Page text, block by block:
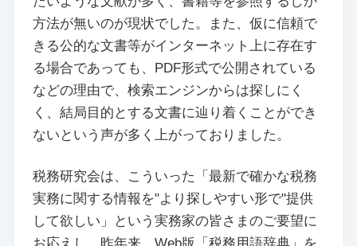
方法が無いのが現状でした。また、仮に信頼で
きる公的な文書等がインターネット上に存在す
る場合であっても、PDF形式で公開されている
などの理由で、検索エンジンからは探しにく
く、結局目的とする文書に辿り着くことができ
ないという声が多く上がっておりました。
税務研究会は、こういった「最新で確かな税務
実務に関する情報を"より探しやすい形で"提供
して欲しい」という実務家の皆さまのご要望に